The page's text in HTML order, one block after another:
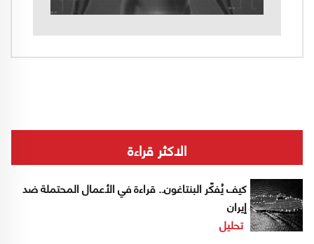
الاكثر قراءة
كيف يُفكّر البنتاغون.. قراءة في الأعمال المحتملة ضد
إيران
تحليل